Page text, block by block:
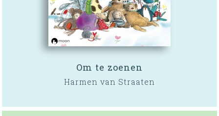
Om te zoenen
Harmen van Straaten